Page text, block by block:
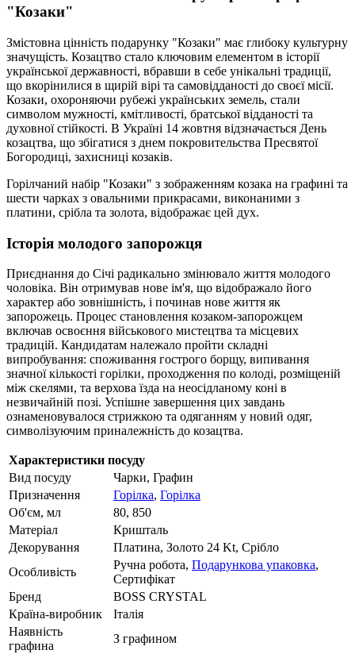
"Козаки"
Змістовна цінність подарунку "Козаки" має глибоку культурну
значущість. Козацтво стало ключовим елементом в історії
української державності, вбравши в себе унікальні традиції,
що вкорінилися в щирій вірі та самовідданості до своєї місії.
Козаки, охороняючи рубежі українських земель, стали
символом мужності, кмітливості, братської відданості та
духовної стійкості. В Україні 14 жовтня відзначається День
козацтва, що збігатися з днем покровительства Пресвятої
Богородиці, захисниці козаків.
Горілчаний набір "Козаки" з зображенням козака на графині та
шести чарках з овальними прикрасами, виконаними з
платини, срібла та золота, відображає цей дух.
Історія молодого запорожця
Приєднання до Січі радикально змінювало життя молодого
чоловіка. Він отримував нове ім'я, що відображало його
характер або зовнішність, і починав нове життя як
запорожець. Процес становлення козаком-запорожцем
включав освоєння військового мистецтва та місцевих
традицій. Кандидатам належало пройти складні
випробування: споживання гострого борщу, випивання
значної кількості горілки, проходження по колоді, розміщеній
між скелями, та верхова їзда на неосідланому коні в
незвичайній позі. Успішне завершення цих завдань
ознаменовувалося стрижкою та одяганням у новий одяг,
символізуючим приналежність до козацтва.
Характеристики посуду
Вид посуду
Чарки, Графин
Призначення
Горілка, Горілка
Об'єм, мл
80, 850
Матеріал
Кришталь
Декорування
Платина, Золото 24 Kt, Срібло
Особливість
Ручна робота, Подарункова упаковка,
Сертифікат
Бренд
BOSS CRYSTAL
Країна-виробник
Італія
Наявність
графина
З графином